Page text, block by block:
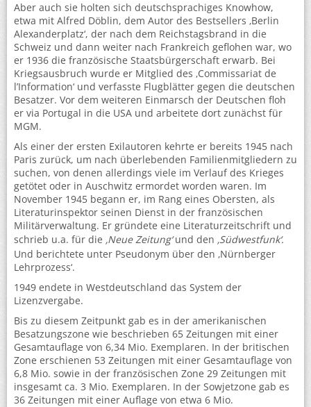
Aber auch sie holten sich deutschsprachiges Knowhow,
etwa mit Alfred Döblin, dem Autor des Bestsellers ‚Berlin
Alexanderplatz‘, der nach dem Reichstagsbrand in die
Schweiz und dann weiter nach Frankreich geflohen war, wo
er 1936 die französische Staatsbürgerschaft erwarb. Bei
Kriegsausbruch wurde er Mitglied des ‚Commissariat de
l’Information‘ und verfasste Flugblätter gegen die deutschen
Besatzer. Vor dem weiteren Einmarsch der Deutschen floh
er via Portugal in die USA und arbeitete dort zunächst für
MGM.
Als einer der ersten Exilautoren kehrte er bereits 1945 nach
Paris zurück, um nach überlebenden Familienmitgliedern zu
suchen, von denen allerdings viele im Verlauf des Krieges
getötet oder in Auschwitz ermordet worden waren. Im
November 1945 begann er, im Rang eines Obersten, als
Literaturinspektor seinen Dienst in der französischen
Militärverwaltung. Er gründete eine Literaturzeitschrift und
schrieb u.a. für die ‚Neue Zeitung‘und den ‚Südwestfunk‘.
Und berichtete unter Pseudonym über den ‚Nürnberger
Lehrprozess‘.
1949 endete in Westdeutschland das System der
Lizenzvergabe.
Bis zu diesem Zeitpunkt gab es in der amerikanischen
Besatzungszone wie beschrieben 65 Zeitungen mit einer
Gesamtauflage von 6,34 Mio. Exemplaren. In der britischen
Zone erschienen 53 Zeitungen mit einer Gesamtauflage von
6,8 Mio. sowie in der französischen Zone 29 Zeitungen mit
insgesamt ca. 3 Mio. Exemplaren. In der Sowjetzone gab es
36 Zeitungen mit einer Auflage von etwa 6 Mio.